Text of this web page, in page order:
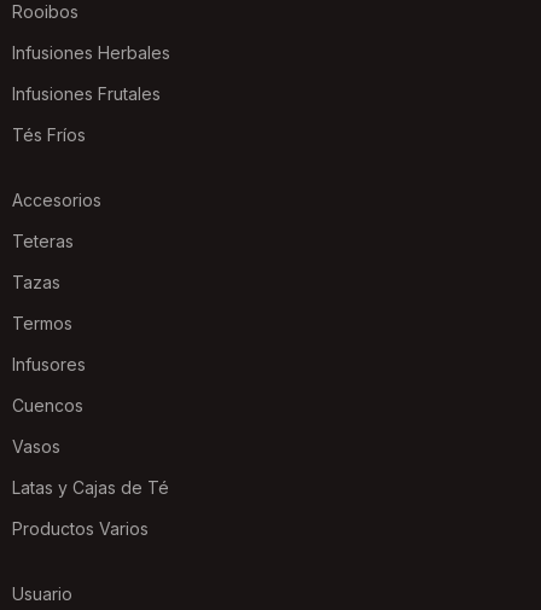
Rooibos
Infusiones Herbales
Infusiones Frutales
Tés Fríos
Accesorios
Teteras
Tazas
Termos
Infusores
Cuencos
Vasos
Latas y Cajas de Té
Productos Varios
Usuario